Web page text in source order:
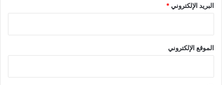
البريد الإلكتروني*
الموقع الإلكتروني